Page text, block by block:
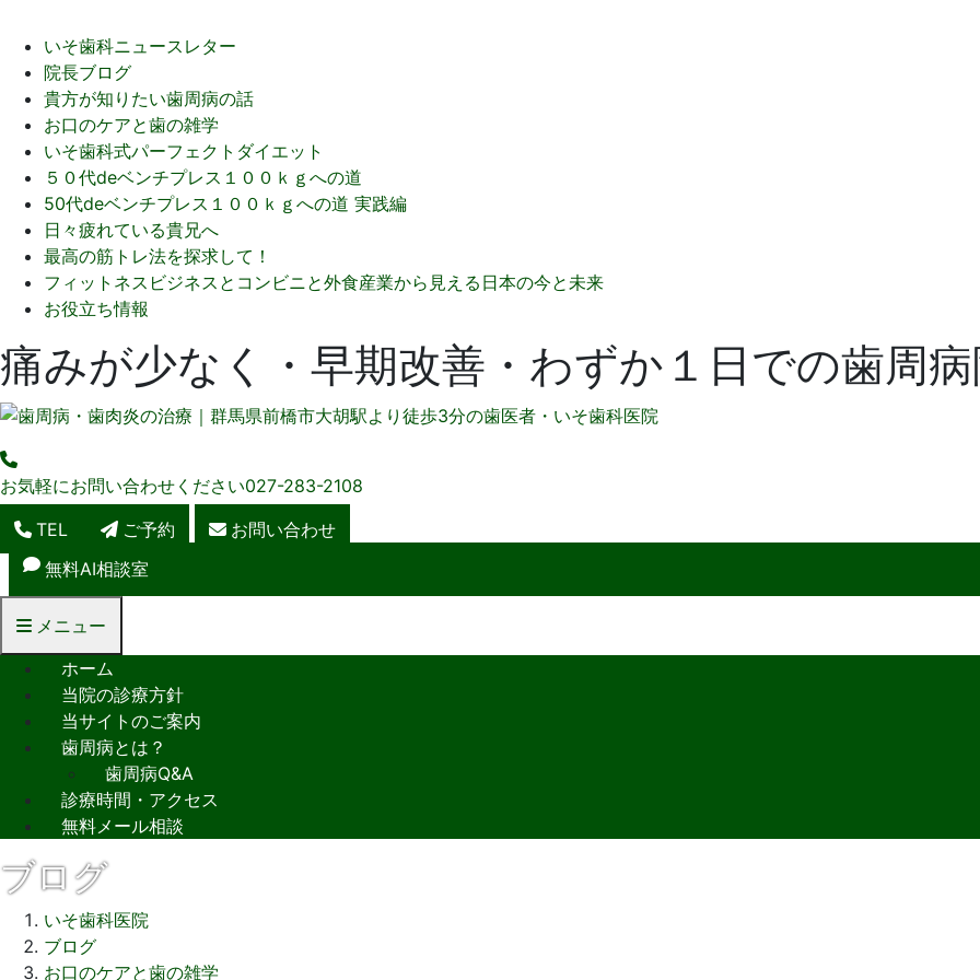
いそ歯科ニュースレター
院長ブログ
貴方が知りたい歯周病の話
お口のケアと歯の雑学
いそ歯科式パーフェクトダイエット
５０代deベンチプレス１００ｋｇへの道
50代deベンチプレス１００ｋｇへの道 実践編
日々疲れている貴兄へ
最高の筋トレ法を探求して！
フィットネスビジネスとコンビニと外食産業から見える日本の今と未来
お役立ち情報
痛みが少なく・早期改善・わずか１日での歯周
お気軽にお問い合わせください027-283-2108
TEL
ご予約
お問い合わせ
無料AI相談室
メニュー
ホーム
当院の診療方針
当サイトのご案内
歯周病とは？
歯周病Q&A
診療時間・アクセス
無料メール相談
ブログ
いそ歯科医院
ブログ
お口のケアと歯の雑学